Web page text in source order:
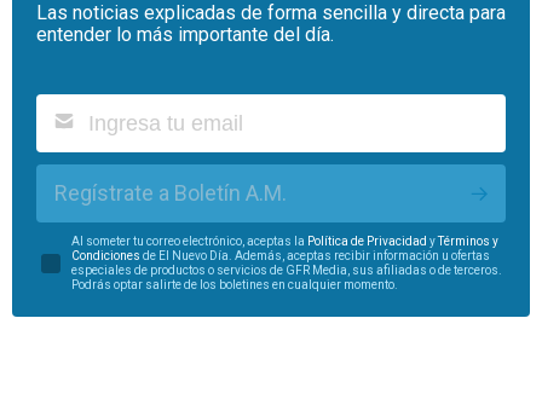
Las noticias explicadas de forma sencilla y directa para
entender lo más importante del día.
Regístrate a Boletín A.M.
Al someter tu correo electrónico, aceptas la Política de Privacidad yTérminos y
Condiciones de El Nuevo Día. Además, aceptas recibir información u ofertas
especiales de productos o servicios de GFR Media, sus afiliadas o de terceros.
Podrás optar salirte de los boletines en cualquier momento.